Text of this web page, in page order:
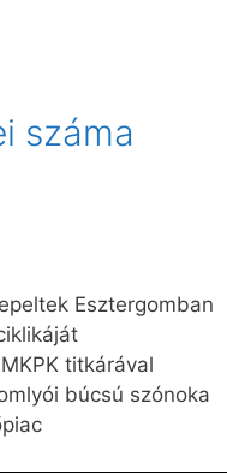
száma
Esztergomban
titkárával
búcsú szónoka